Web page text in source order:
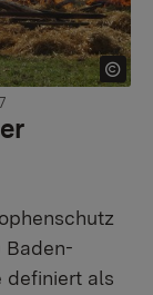
Baden-
definiert als